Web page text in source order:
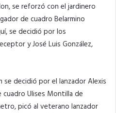
se reforzó con el jardinero
de cuadro Belarmino
se decidió por los
y José Luis González,
se decidió por el lanzador Alexis
Ulises Montilla de
picó al veterano lanzador